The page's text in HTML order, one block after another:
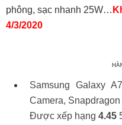
phông, sạc nhanh 25W…
4/3/2020
Samsung Galaxy
Camera,
Được xếp hạng 4.45